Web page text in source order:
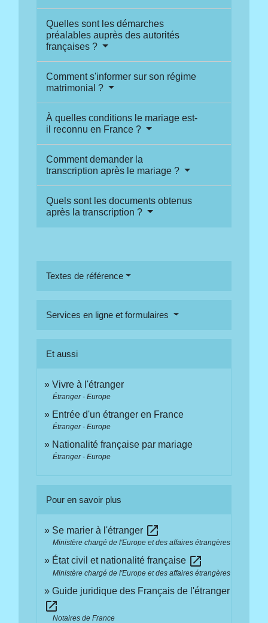
Quelles sont les démarches
préalables auprès des autorités
françaises ?
Comment s'informer sur son régime
matrimonial ?
À quelles conditions le mariage est-
il reconnu en France ?
Comment demander la
transcription après le mariage ?
Quels sont les documents obtenus
après la transcription ?
Textes de référence
Services en ligne et formulaires
Et aussi
Vivre à l'étranger
Étranger - Europe
Entrée d'un étranger en France
Étranger - Europe
Nationalité française par mariage
Étranger - Europe
Pour en savoir plus
Se marier à l'étranger open_in_new
Ministère chargé de l'Europe et des affaires étrangères
État civil et nationalité française open_in_new
Ministère chargé de l'Europe et des affaires étrangères
Guide juridique des Français de l'étranger
open_in_new
Notaires de France